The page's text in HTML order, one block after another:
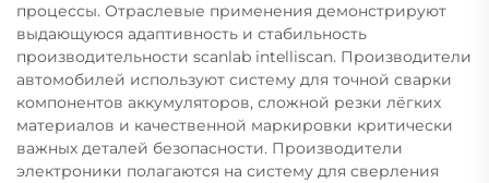
процессы. Отраслевые применения демонстрируют
выдающуюся адаптивность и стабильность
производительности scanlab intelliscan. Производители
автомобилей используют систему для точной сварки
компонентов аккумуляторов, сложной резки лёгких
материалов и качественной маркировки критически
важных деталей безопасности. Производители
электроники полагаются на систему для сверления